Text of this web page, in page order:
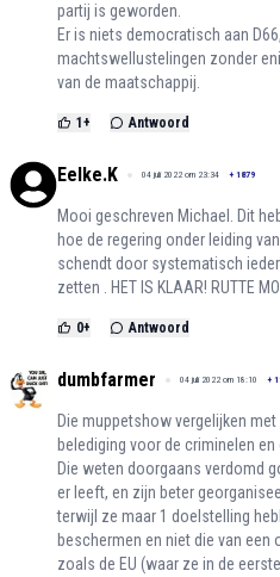
partij is geworden.
Er is niets democratisch aan
machtswellustelingen zonder
van de maatschappij.
1 + Antwoord
Eelke.K 04 juli 2022 om 23:34 + 1879
Mooi geschreven Michael. Dit
hoe de regering onder leiding
schendt door systematisch
zetten . HET IS KLAAR! RUTTE
0+ Antwoord
dumbfarmer 04 juli 2022 om 18:10 +
Die muppetshow vergelijken
belediging voor de criminelen en
Die weten doorgaans verdomd
er leeft, en zijn beter
terwijl ze maar 1 doelstelling
beschermen en niet die van
zoals de EU (waar ze in de